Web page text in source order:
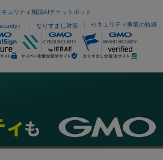
キュリティ相談AIチャットボット
） なりすまし対策 セキュリティ事業の軌跡